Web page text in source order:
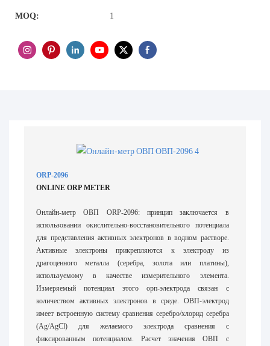
MOQ: 1
ORP-2096
ONLINE ORP METER
Онлайн-метр ОВП ORP-2096: принцип заключается в
использовании окислительно-восстановительного потенциала
для представления активных электронов в водном растворе.
Активные электроны прикрепляются к электроду из
драгоценного металла (серебра, золота или платины),
используемому в качестве измерительного элемента.
Измеряемый потенциал этого орп-электрода связан с
количеством активных электронов в среде. ОВП-электрод
имеет встроенную систему сравнения серебро/хлорид серебра
(Ag/AgCl) для желаемого электрода сравнения с
фиксированным потенциалом. Расчет значения ОВП с